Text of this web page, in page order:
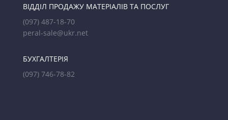
ВІДДІЛ ПРОДАЖУ МАТЕРІАЛІВ ТА ПОСЛУГ
(097) 487-18-70
peral-sale@ukr.net
БУХГАЛТЕРІЯ
(097) 746-78-82